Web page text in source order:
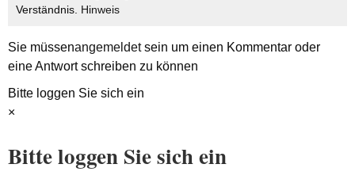
Verständnis. Hinweis
Sie müssenangemeldetsein um einen Kommentar oder
eine Antwort schreiben zu können
Bitte loggen Sie sich ein
×
Bitte loggen Sie sich ein